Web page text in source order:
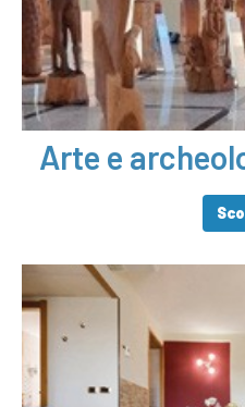
Arte e